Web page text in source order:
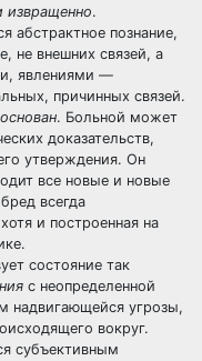
извращенно.
абстрактное познание,
не внешних связей, а
явлениями —
причинных связей.
. Больной может
доказательств,
утверждения. Он
все новые и новые
всегда
и построенная на
состояние так
с неопределенной
надвигающейся угрозы,
вокруг.
субъективным